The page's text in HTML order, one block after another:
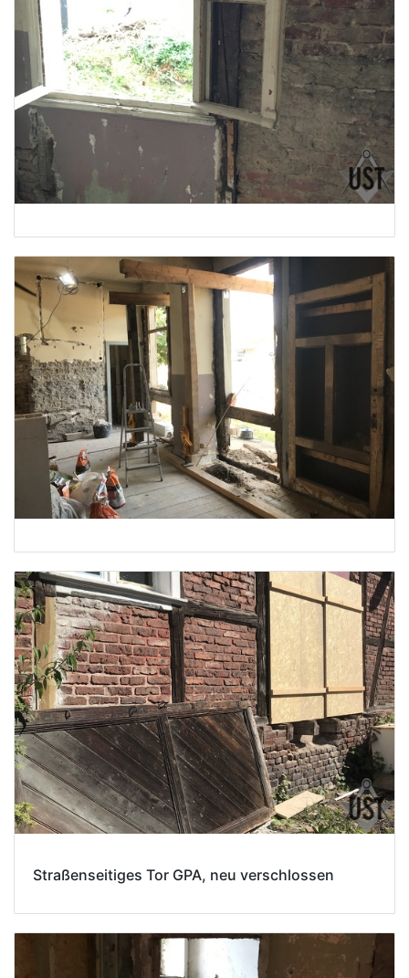
Straßenseitiges Tor GPA, neu verschlossen